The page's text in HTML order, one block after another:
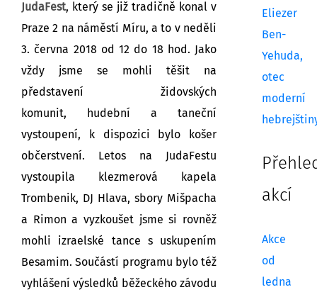
JudaFest, který se již tradičně konal v
Praze 2 na náměstí Míru, a to v neděli
3. června 2018 od 12 do 18 hod. Jako
vždy jsme se mohli těšit na
představení židovských
komunit, hudební a taneční
vystoupení, k dispozici bylo košer
občerstvení. Letos na JudaFestu
vystoupila klezmerová kapela
Trombenik, DJ Hlava, sbory Mišpacha
a Rimon a vyzkoušet jsme si rovněž
mohli izraelské tance s uskupením
Besamim. Součástí programu bylo též
vyhlášení výsledků běžeckého závodu
Eliezer
Ben-
Yehuda,
otec
moderní
akcí
Akce
od
ledna